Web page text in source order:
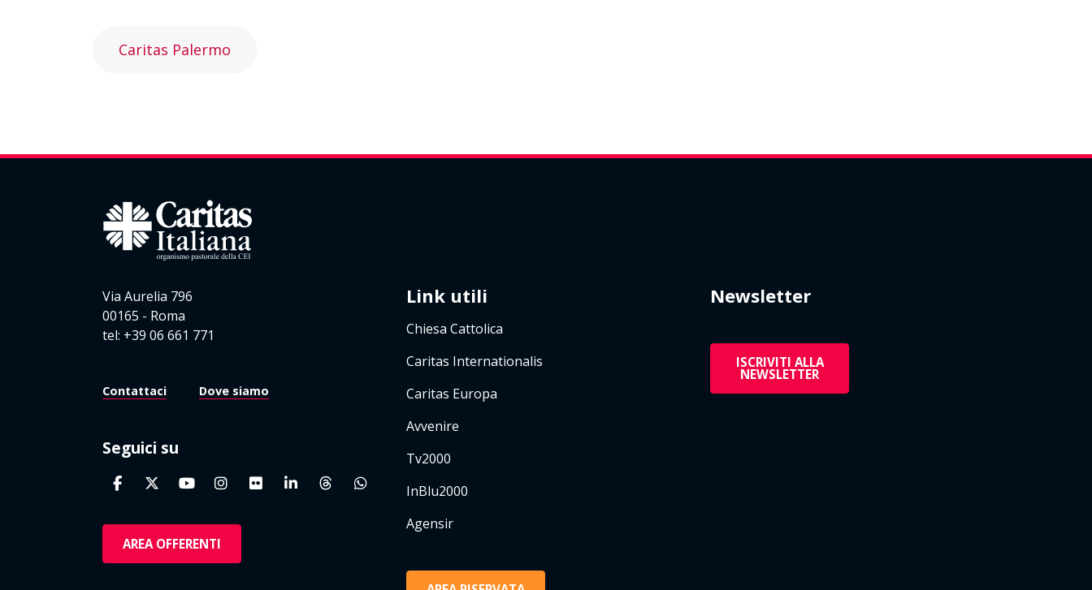
Caritas Palermo
Via Aurelia 796
00165 - Roma
tel: +39 06 661 771
Contattaci Dove siamo
Seguici su
AREA OFFERENTI
Link utili
Chiesa Cattolica
Caritas Internationalis
Caritas Europa
Avvenire
Tv2000
InBlu2000
Agensir
Newsletter
ISCRIVITI ALLA
NEWSLETTER